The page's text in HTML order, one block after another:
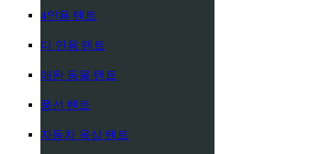
4인용 텐트
다 인용 텐트
애완 동물 텐트
풍선 텐트
자동차 옥상 텐트